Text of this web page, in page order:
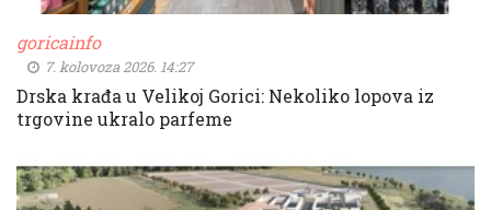
goricainfo
7. kolovoza 2026. 14:27
Drska krađa u Velikoj Gorici: Nekoliko lopova iz
trgovine ukralo parfeme